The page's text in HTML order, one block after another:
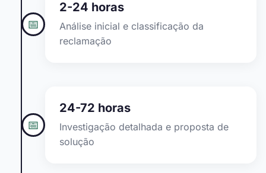
📅
2-24 horas
Análise inicial e classificação da
reclamação
📅
24-72 horas
Investigação detalhada e proposta de
solução